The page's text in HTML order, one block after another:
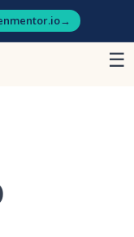
→
☰